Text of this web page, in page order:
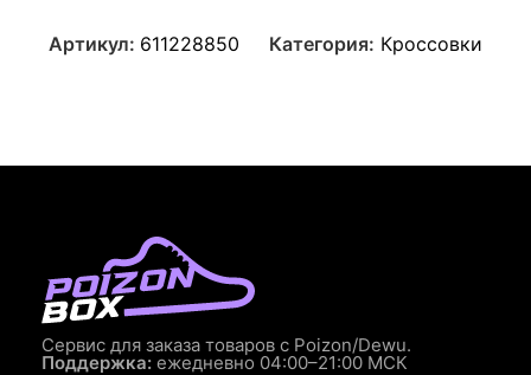
Артикул: 611228850 Категория: Кроссовки
Сервис для заказа товаров с Poizon/Dewu.
Поддержка: ежедневно 04:00–21:00 МСК